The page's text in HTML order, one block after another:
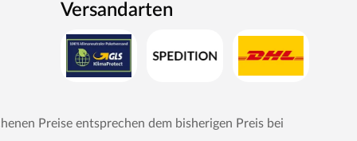
Versandarten
Preise entsprechen dem bisherigen Preis bei